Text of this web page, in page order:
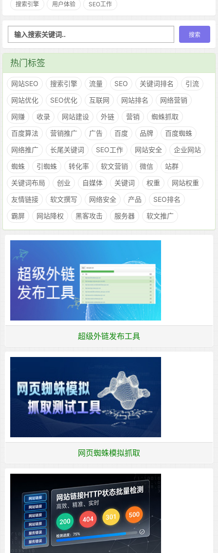
搜索引擎 用户体验 SEO工作
热门标签
网站SEO 搜索引擎 流量 SEO 关键词排名
引流
网站优化
SEO优化 互联网 网站排名
网络营销
网赚
收录 网站建设 外链 营销
蜘蛛抓取
百度算法
营销推广 广告 百度 品牌
百度蜘蛛
网络推广
长尾关键词 SEO工作 网站安全
企业网站
蜘蛛
引蜘蛛 转化率 软文营销 微信
站群
关键词布局
创业 自媒体 关键词 权重
网站权重
友情链接
软文撰写 网络安全 产品
SEO排名
霸屏
网站降权 黑客攻击 服务器 软文推广
超级外链发布工具
网页蜘蛛模拟抓取